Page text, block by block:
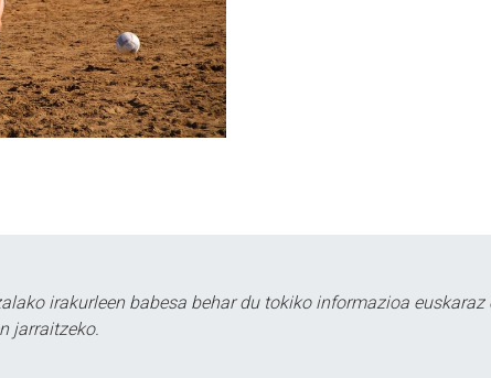
irakurleen babesa behar du tokiko informazioa euskaraz
jarraitzeko.